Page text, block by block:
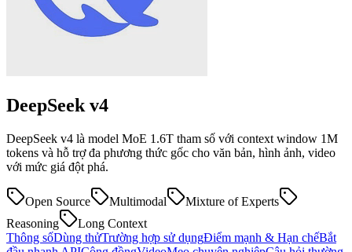
DeepSeek v4
DeepSeek v4 là model MoE 1.6T tham số với context window 1M
tokens và hỗ trợ đa phương thức gốc cho văn bản, hình ảnh, video
với mức giá đột phá.
Open Source Multimodal
Mixture of Experts
Reasoning
Long Context
Thông sốDùng thửTrường hợp sử dụngĐiểm mạnh & Hạn chếBắt